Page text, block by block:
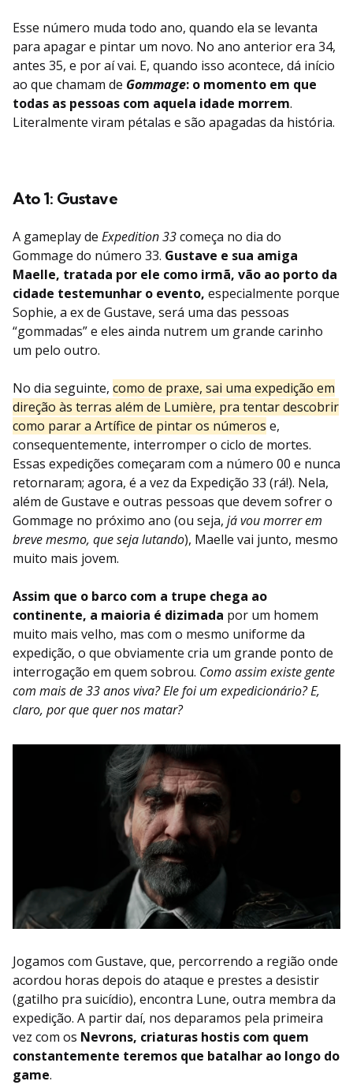
Esse número muda todo ano, quando ela se levanta
para apagar e pintar um novo. No ano anterior era 34,
antes 35, e por aí vai. E, quando isso acontece, dá início
ao que chamam de Gommage: o momento em que
todas as pessoas com aquela idade morrem.
Literalmente viram pétalas e são apagadas da história.
Ato 1: Gustave
A gameplay de Expedition 33começa no dia do
Gommage do número 33. Gustave e sua amiga
Maelle, tratada por ele como irmã, vão ao porto da
cidade testemunhar o evento, especialmente porque
Sophie, a ex de Gustave, será uma das pessoas
“gommadas” e eles ainda nutrem um grande carinho
um pelo outro.
No dia seguinte, como de praxe, sai uma expedição em
direção às terras além de Lumière, pra tentar descobrir
como parar a Artífice de pintar os números e,
consequentemente, interromper o ciclo de mortes.
Essas expedições começaram com a número 00 e nunca
retornaram; agora, é a vez da Expedição 33 (rá!). Nela,
além de Gustave e outras pessoas que devem sofrer o
Gommage no próximo ano (ou seja, já vou morrer em
breve mesmo, que seja lutando), Maelle vai junto, mesmo
muito mais jovem.
Assim que o barco com a trupe chega ao
continente, a maioria é dizimada por um homem
muito mais velho, mas com o mesmo uniforme da
expedição, o que obviamente cria um grande ponto de
interrogação em quem sobrou. Como assim existe gente
com mais de 33 anos viva? Ele foi um expedicionário? E,
claro, por que quer nos matar?
Jogamos com Gustave, que, percorrendo a região onde
acordou horas depois do ataque e prestes a desistir
(gatilho pra suicídio), encontra Lune, outra membra da
expedição. A partir daí, nos deparamos pela primeira
vez com os Nevrons, criaturas hostis com quem
constantemente teremos que batalhar ao longo do
game.